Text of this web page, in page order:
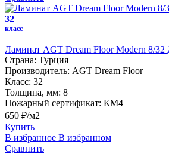
32
класс
Ламинат AGT Dream Floor Modern 8/32
Страна: Турция
Производитель: AGT Dream Floor
Класс: 32
Толщина, мм: 8
Пожарный сертификат: КМ4
650 ₽/м2
Купить
В избранное В избранном
Сравнить